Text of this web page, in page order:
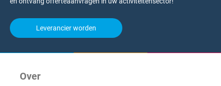
Leverancier worden
Over